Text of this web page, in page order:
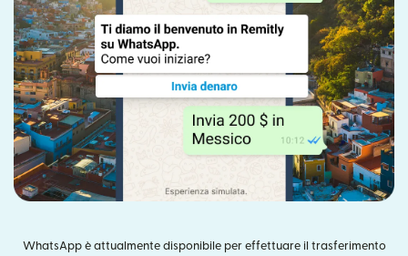
WhatsApp è attualmente disponibile per effettuare il trasferimento